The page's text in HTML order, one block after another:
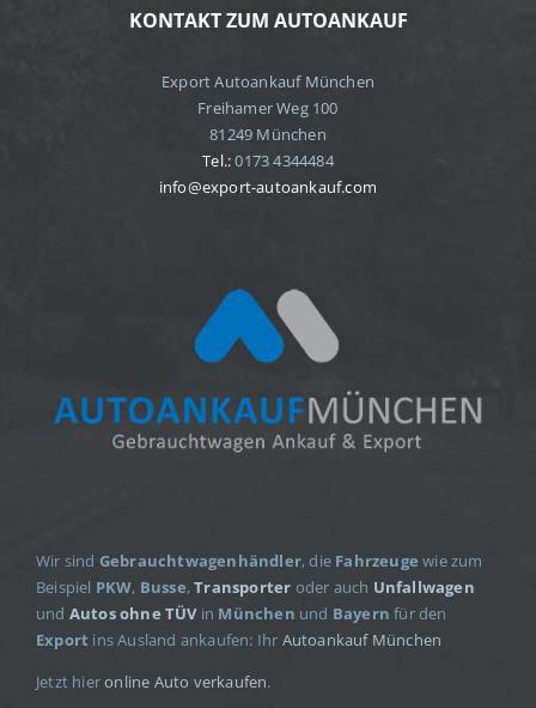
KONTAKT ZUM AUTOANKAUF
Export Autoankauf München
Freihamer Weg 100
81249 München
Tel.:0173 4344484
info@export-autoankauf.com
Wir sind Gebrauchtwagenhändler, die Fahrzeuge wie zum
Beispiel PKW, Busse,Transporter oder auch Unfallwagen
und Autos ohne TÜVin München und Bayernfür den
Export ins Ausland ankaufen: Ihr Autoankauf München
Jetzt hieronline Auto verkaufen.